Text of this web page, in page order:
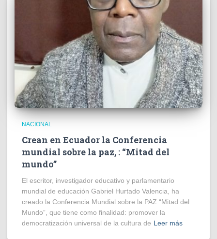
NACIONAL
Crean en Ecuador la Conferencia
mundial sobre la paz, : “Mitad del
mundo”
El escritor, investigador educativo y parlamentario
mundial de educación Gabriel Hurtado Valencia, ha
creado la Conferencia Mundial sobre la PAZ “Mitad del
Mundo”, que tiene como finalidad: promover la
democratización universal de la cultura de Leer más